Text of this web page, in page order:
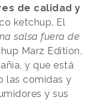
de calidad y
ketchup. El
salsa fuera de
Marz Edition,
y que está
las comidas y
y sus